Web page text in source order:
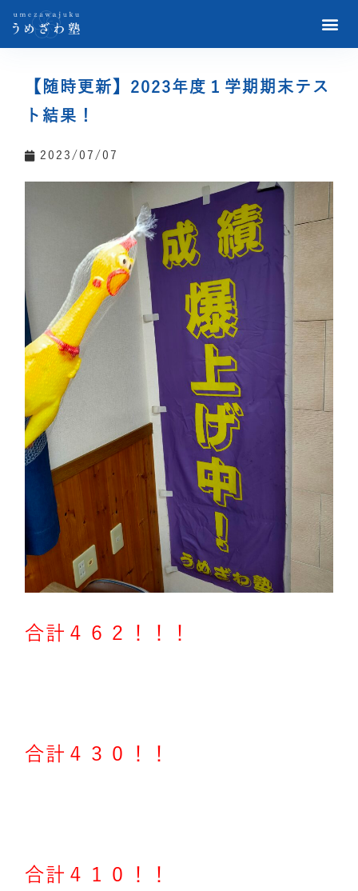
【随時更新】2023年度１学期期末テス
ト結果！
2023/07/07
合計４６２！！！
合計４３０！！
合計４１０！！